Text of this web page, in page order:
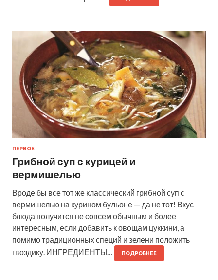
ПЕРВОЕ
Грибной суп с курицей и
вермишелью
Вроде бы все тот же классический грибной суп с
вермишелью на курином бульоне — да не тот! Вкус
блюда получится не совсем обычным и более
интересным, если добавить к овощам цуккини, а
помимо традиционных специй и зелени положить
гвоздику. ИНГРЕДИЕНТЫ…
ПОДРОБНЕЕ